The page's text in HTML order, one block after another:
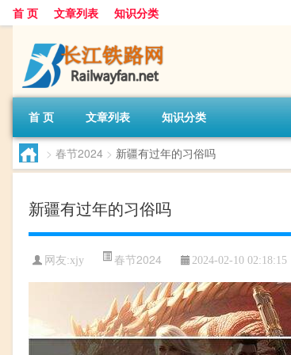
首 页 文章列表 知识分类
首 页 文章列表 知识分类
> 春节2024 > 新疆有过年的习俗吗
新疆有过年的习俗吗
网友:xjy 春节2024 2024-02-10 02:18:15